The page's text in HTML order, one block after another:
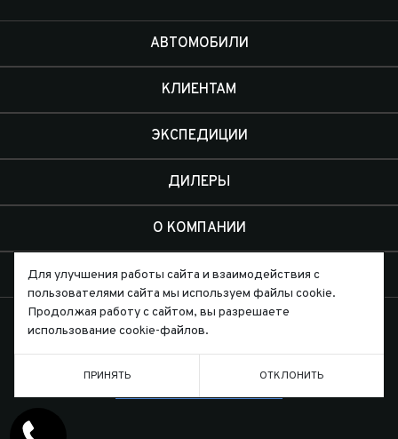
АВТОМОБИЛИ
КЛИЕНТАМ
ЭКСПЕДИЦИИ
ДИЛЕРЫ
О КОМПАНИИ
КОНТАКТЫ
Для улучшения работы сайта и взаимодействия с
пользователями сайта мы используем файлы cookie.
Продолжая работу с сайтом, вы разрешаете
использование cookie-файлов.
ПРИНЯТЬ ОТКЛОНИТЬ